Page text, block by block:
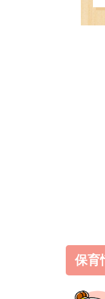
保育